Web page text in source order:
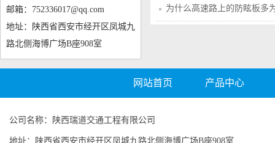
邮箱：752336017@qq.com
地址：陕西省西安市经开区凤城九
路北侧海博广场B座908室
为什么高速路上的防眩板多
网站首页 产品中心
公司名称：陕西瑞道交通工程有限公司
地址：陕西省西安市经开区凤城九路北侧海博广场B座908室